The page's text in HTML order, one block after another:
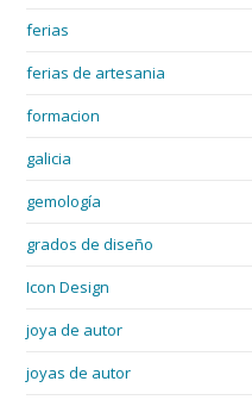
ferias
ferias de artesania
formacion
galicia
gemología
grados de diseño
Icon Design
joya de autor
joyas de autor